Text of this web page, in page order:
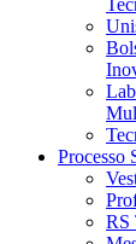
Processo
RS